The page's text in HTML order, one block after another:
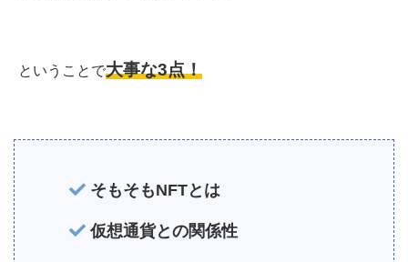
ということで大事な3点！
そもそもNFTとは
仮想通貨との関係性